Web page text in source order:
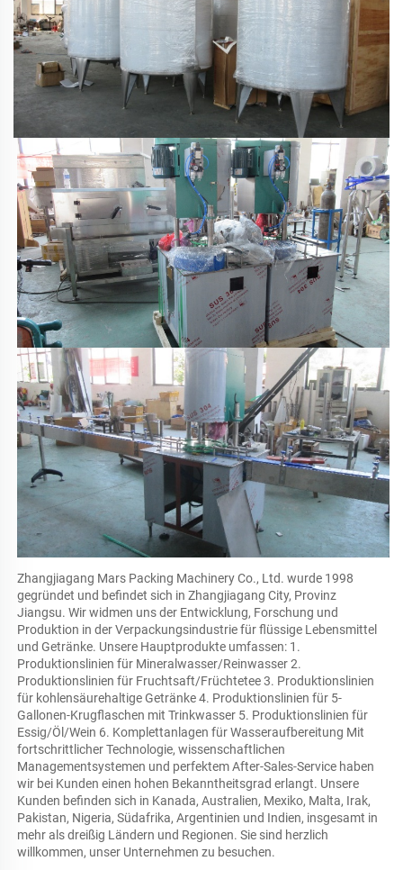
Zhangjiagang Mars Packing Machinery Co., Ltd. wurde 1998
gegründet und befindet sich in Zhangjiagang City, Provinz
Jiangsu. Wir widmen uns der Entwicklung, Forschung und
Produktion in der Verpackungsindustrie für flüssige Lebensmittel
und Getränke. Unsere Hauptprodukte umfassen: 1.
Produktionslinien für Mineralwasser/Reinwasser 2.
Produktionslinien für Fruchtsaft/Früchtetee 3. Produktionslinien
für kohlensäurehaltige Getränke 4. Produktionslinien für 5-
Gallonen-Krugflaschen mit Trinkwasser 5. Produktionslinien für
Essig/Öl/Wein 6. Komplettanlagen für Wasseraufbereitung Mit
fortschrittlicher Technologie, wissenschaftlichen
Managementsystemen und perfektem After-Sales-Service haben
wir bei Kunden einen hohen Bekanntheitsgrad erlangt. Unsere
Kunden befinden sich in Kanada, Australien, Mexiko, Malta, Irak,
Pakistan, Nigeria, Südafrika, Argentinien und Indien, insgesamt in
mehr als dreißig Ländern und Regionen. Sie sind herzlich
willkommen, unser Unternehmen zu besuchen.